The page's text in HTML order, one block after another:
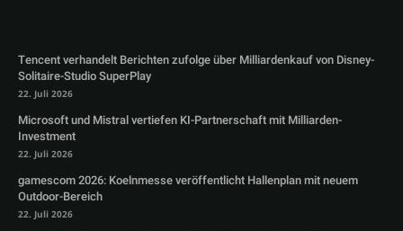
Tencent verhandelt Berichten zufolge über Milliardenkauf von Disney-
Solitaire-Studio SuperPlay
22. Juli 2026
Microsoft und Mistral vertiefen KI-Partnerschaft mit Milliarden-
Investment
22. Juli 2026
gamescom 2026: Koelnmesse veröffentlicht Hallenplan mit neuem
Outdoor-Bereich
22. Juli 2026